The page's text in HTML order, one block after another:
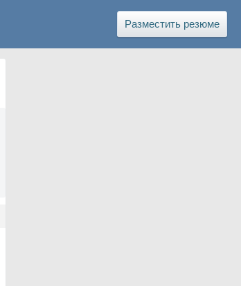
Разместить резюме